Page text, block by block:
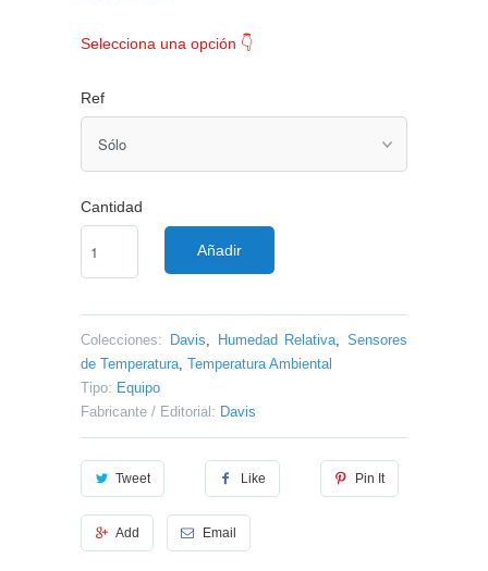
Selecciona una opción 👇
Ref
Cantidad
Añadir
Colecciones: Davis, Humedad Relativa, Sensores
de Temperatura, Temperatura Ambiental
Tipo: Equipo
Fabricante / Editorial: Davis
Tweet Like Pin It
Add Email